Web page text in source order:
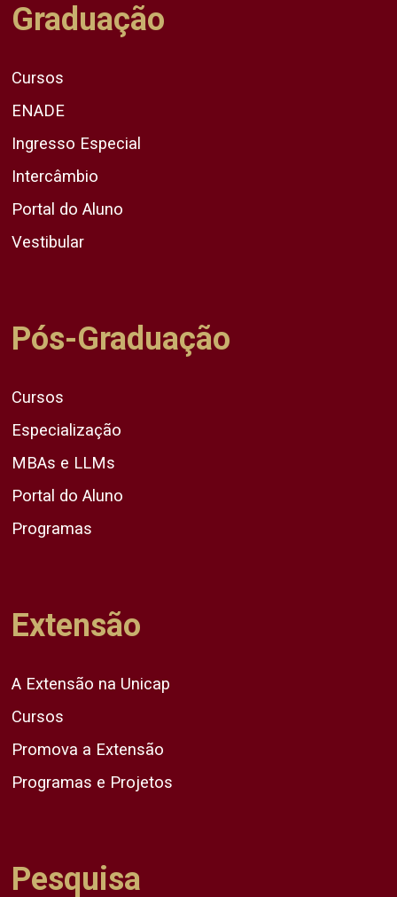
Graduação
Cursos
ENADE
Ingresso Especial
Intercâmbio
Portal do Aluno
Vestibular
Pós-Graduação
Cursos
Especialização
MBAs e LLMs
Portal do Aluno
Programas
Extensão
A Extensão na Unicap
Cursos
Promova a Extensão
Programas e Projetos
Pesquisa